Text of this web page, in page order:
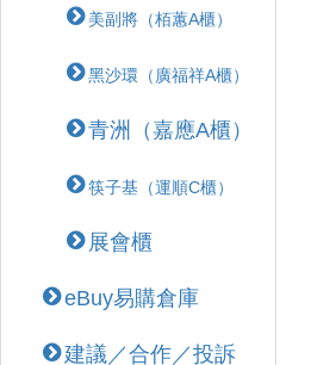
美副將（栢蕙A櫃）
黑沙環（廣福祥A櫃）
青洲（嘉應A櫃）
筷子基（運順C櫃）
展會櫃
eBuy易購倉庫
建議／合作／投訴